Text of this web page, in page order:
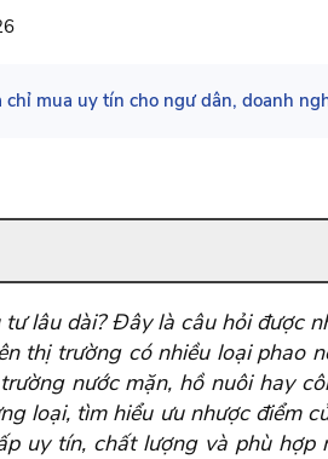
mua uy tín cho ngư dân, doanh
lâu dài? Đây là câu hỏi được
thị trường có nhiều loại phao
nước mặn, hồ nuôi hay
loại, tìm hiểu ưu nhược điểm
uy tín, chất lượng và phù